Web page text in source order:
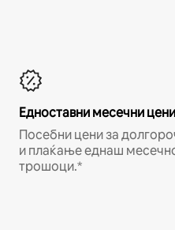
Едноставни месечни цени
Посебни цени за
и плаќање еднаш
трошоци.*